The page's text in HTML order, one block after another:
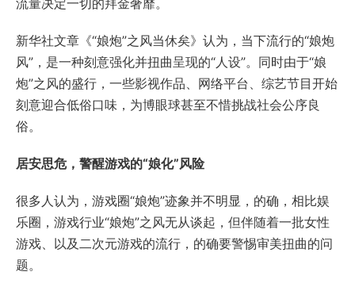
流量决定一切的拜金奢靡。
新华社文章《“娘炮”之风当休矣》认为，当下流行的“娘炮
风”，是一种刻意强化并扭曲呈现的“人设”。同时由于“娘
炮”之风的盛行，一些影视作品、网络平台、综艺节目开始
刻意迎合低俗口味，为博眼球甚至不惜挑战社会公序良
俗。
居安思危，警醒游戏的“娘化”风险
很多人认为，游戏圈“娘炮”迹象并不明显，的确，相比娱
乐圈，游戏行业“娘炮”之风无从谈起，但伴随着一批女性
游戏、以及二次元游戏的流行，的确要警惕审美扭曲的问
题。